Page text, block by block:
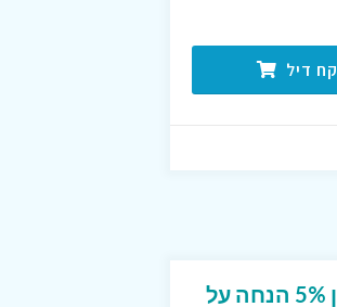
קח דיל
קוד קופון ייחודי מטורף לאתר אייס! נותן 5% הנחה על